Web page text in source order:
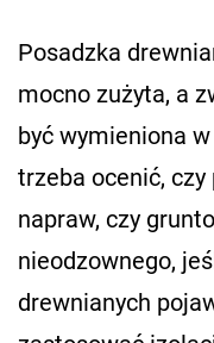
Posadzka
mocno zużyta, a
być wymieniona
trzeba ocenić, czy
napraw, czy
nieodzownego,
drewnianych